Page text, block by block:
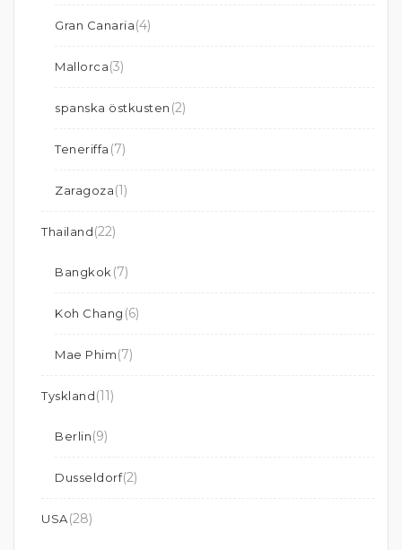
Gran Canaria(4)
Mallorca(3)
spanska östkusten (2)
Teneriffa (7)
Zaragoza(1)
Thailand(22)
Bangkok (7)
Koh Chang (6)
Mae Phim(7)
Tyskland(11)
Berlin(9)
Dusseldorf(2)
USA(28)